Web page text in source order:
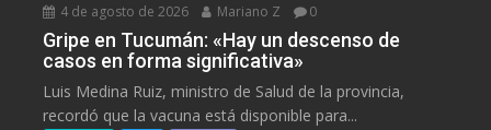
4 de agosto de 2026 Mariano Z 0
Gripe en Tucumán: «Hay un descenso de
casos en forma significativa»
Luis Medina Ruiz, ministro de Salud de la provincia,
recordó que la vacuna está disponible para...